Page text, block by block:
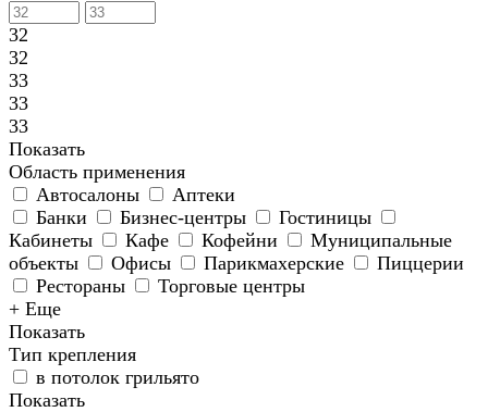
32
32
33
33
33
Показать
Область применения
Автосалоны
Аптеки
Банки
Бизнес-центры
Гостиницы
Кабинеты
Кафе Кофейни
Муниципальные
объекты
Офисы Парикмахерские
Пиццерии
Рестораны
Торговые центры
+ Еще
Показать
Тип крепления
в потолок грильято
Показать